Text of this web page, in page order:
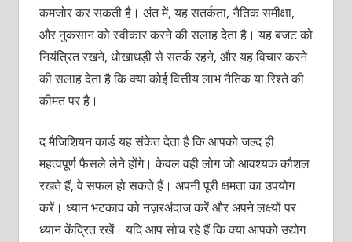
कमजोर कर सकती है। अंत में, यह सतर्कता, नैतिक समीक्षा,
और नुकसान को स्वीकार करने की सलाह देता है। यह बजट को
नियंत्रित रखने, धोखाधड़ी से सतर्क रहने, और यह विचार करने
की सलाह देता है कि क्या कोई वित्तीय लाभ नैतिक या रिश्ते की
कीमत पर है।
द मैजिशियन कार्ड यह संकेत देता है कि आपको जल्द ही
महत्वपूर्ण फैसले लेने होंगे। केवल वही लोग जो आवश्यक कौशल
रखते हैं, वे सफल हो सकते हैं। अपनी पूरी क्षमता का उपयोग
करें। ध्यान भटकाव को नज़रअंदाज करें और अपने लक्ष्यों पर
ध्यान केंद्रित रखें। यदि आप सोच रहे हैं कि क्या आपको उद्योग